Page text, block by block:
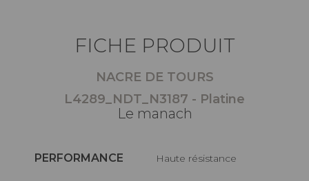
FICHE PRODUIT
NACRE DE TOURS
L4289_NDT_N3187 - Platine
Le manach
PERFORMANCE haute résistance